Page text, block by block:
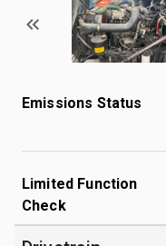
Emissions Status
Limited Function
Check